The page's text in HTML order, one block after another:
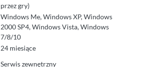
przez gry)
Windows Me, Windows XP, Windows
2000 SP4, Windows Vista, Windows
7/8/10
24 miesiące
Serwis zewnętrzny